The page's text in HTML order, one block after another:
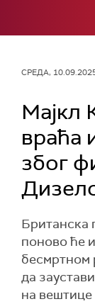
СРЕДА,
Мајкл
враћа
због
Британска
поново ће
бесмртном
да
на вештице